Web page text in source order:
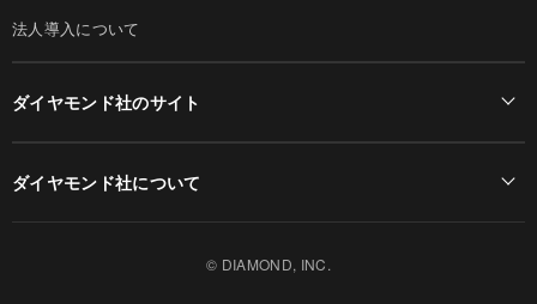
法人導入について
ダイヤモンド社のサイト
ダイヤモンド社について
© DIAMOND, INC.